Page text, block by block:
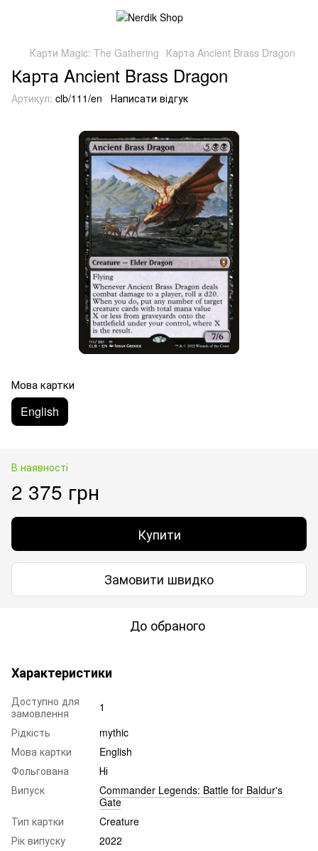
Карти Magic: The Gathering Карта Ancient Brass Dragon
Карта Ancient Brass Dragon
Артикул: clb/111/en Написати відгук
Мова картки
English
В наявності
2 375 грн
Купити
Замовити швидко
До обраного
Характеристики
Доступно для
замовлення
1
Рідкість
mythic
Мова картки
English
Фольгована
Ні
Випуск
Commander Legends: Battle for Baldur's
Gate
Тип картки
Creature
Рік випуску
2022